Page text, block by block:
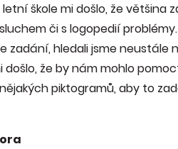
škole mi došlo, že většina
či s logopedií
hledali jsme neustále
došlo, že by nám mohlo
piktogramů, aby to